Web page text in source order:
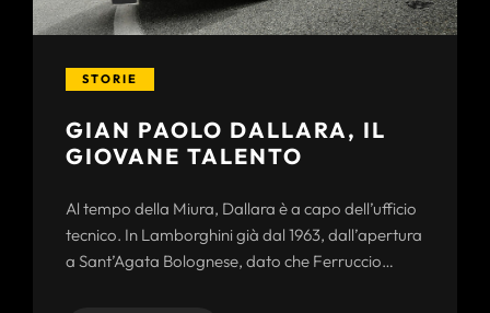
STORIE
GIAN PAOLO DALLARA, IL
GIOVANE TALENTO
Al tempo della Miura, Dallara è a capo dell’ufficio
tecnico. In Lamborghini già dal 1963, dall’apertura
a Sant’Agata Bolognese, dato che Ferruccio…